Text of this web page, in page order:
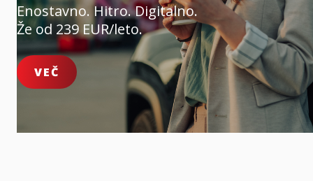
Enostavno. Hitro. Digitalno.
Že od 239 EUR/leto.
VEČ